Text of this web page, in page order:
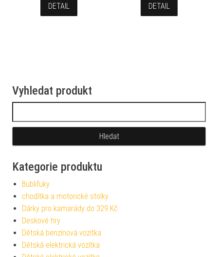
DETAIL DETAIL
Vyhledat produkt
Kategorie produktu
Bublifuky
chodítka a motorické stolky
Dárky pro kamarády do 329 Kč
Deskové hry
Dětská benzínová vozítka
Dětská elektrická vozítka